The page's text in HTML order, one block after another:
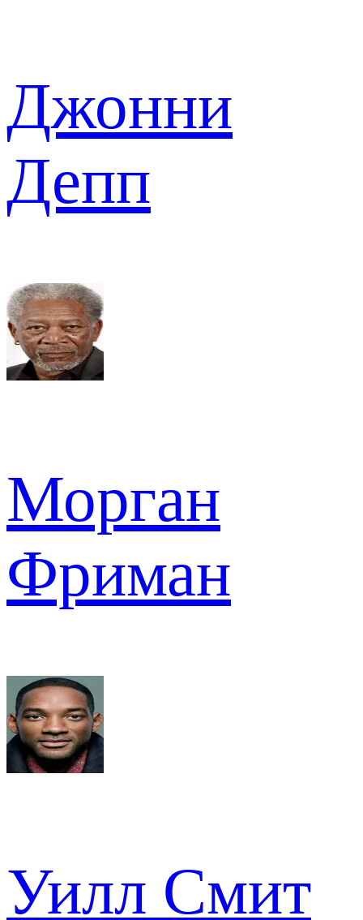
Джонни
Депп
Морган
Фриман
Уилл Смит